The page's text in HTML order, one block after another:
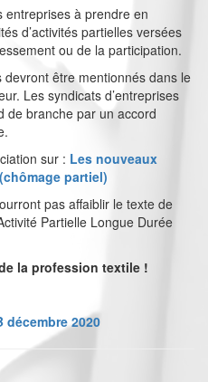
entreprises à prendre en
d’activités partielles versées
ou de la participation.
devront être mentionnés dans le
Les syndicats d’entreprises
de branche par un accord
sur : Les nouveaux
partiel)
pas affaiblir le texte de
Partielle Longue Durée
la profession textile !
décembre 2020